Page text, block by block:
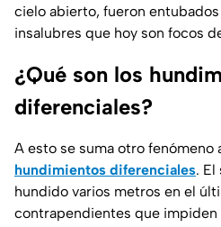
cielo abierto, fueron
insalubres que hoy son focos
¿Qué son los
diferenciales?
A esto se suma otro fenómeno
hundimientos diferenciales. El
hundido varios metros en el
contrapendientes que impiden